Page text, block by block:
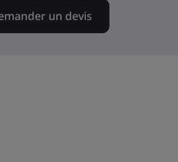
un devis